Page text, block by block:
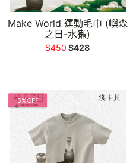
Make World 運動毛巾 (嶼森
之日-水獺)
$450$428
5%OFF